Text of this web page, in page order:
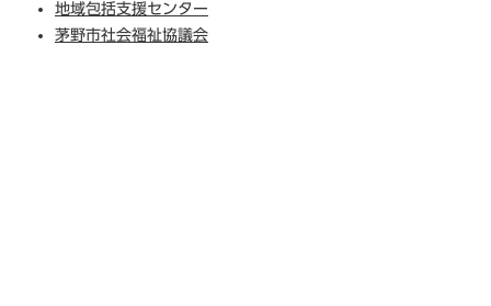
地域包括支援センター
茅野市社会福祉協議会